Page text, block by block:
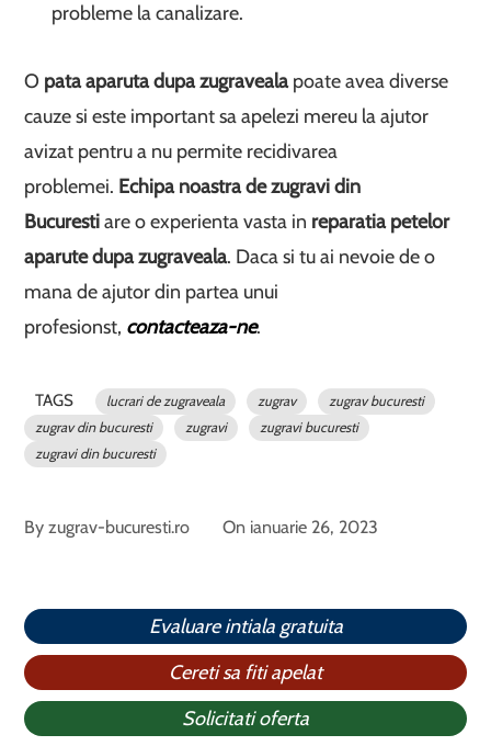
probleme la canalizare.
O pata aparuta dupa zugravealapoate avea diverse
cauze si este important sa apelezi mereu la ajutor
avizat pentru a nu permite recidivarea
problemei. Echipa noastra de zugravi din
Bucurestiare o experienta vasta in reparatia petelor
aparute dupa zugraveala. Daca si tu ai nevoie de o
mana de ajutor din partea unui
profesionst, contacteaza-ne.
TAGS lucrari de zugraveala zugrav
zugrav bucuresti
zugrav din bucuresti
zugravi
zugravi bucuresti
zugravi din bucuresti
Byzugrav-bucuresti.ro On ianuarie 26, 2023
Evaluare intiala gratuita
Cereti sa fiti apelat
Solicitati oferta